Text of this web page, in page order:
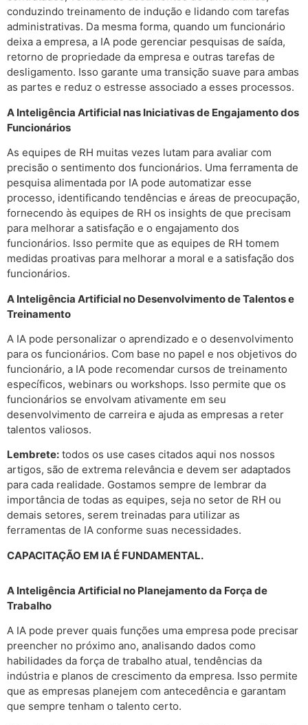
conduzindo treinamento de indução e lidando com tarefas
administrativas. Da mesma forma, quando um funcionário
deixa a empresa, a IA pode gerenciar pesquisas de saída,
retorno de propriedade da empresa e outras tarefas de
desligamento. Isso garante uma transição suave para ambas
as partes e reduz o estresse associado a esses processos.
A Inteligência Artificial nas Iniciativas de Engajamento dos
Funcionários
As equipes de RH muitas vezes lutam para avaliar com
precisão o sentimento dos funcionários. Uma ferramenta de
pesquisa alimentada por IA pode automatizar esse
processo, identificando tendências e áreas de preocupação,
fornecendo às equipes de RH os insights de que precisam
para melhorar a satisfação e o engajamento dos
funcionários. Isso permite que as equipes de RH tomem
medidas proativas para melhorar a moral e a satisfação dos
funcionários.
A Inteligência Artificial no Desenvolvimento de Talentos e
Treinamento
A IA pode personalizar o aprendizado e o desenvolvimento
para os funcionários. Com base no papel e nos objetivos do
funcionário, a IA pode recomendar cursos de treinamento
específicos, webinars ou workshops. Isso permite que os
funcionários se envolvam ativamente em seu
desenvolvimento de carreira e ajuda as empresas a reter
talentos valiosos.
Lembrete: todos os use cases citados aqui nos nossos
artigos, são de extrema relevância e devem ser adaptados
para cada realidade. Gostamos sempre de lembrar da
importância de todas as equipes, seja no setor de RH ou
demais setores, serem treinadas para utilizar as
ferramentas de IA conforme suas necessidades.
CAPACITAÇÃO EM IA É FUNDAMENTAL.
A Inteligência Artificial no Planejamento da Força de
Trabalho
A IA pode prever quais funções uma empresa pode precisar
preencher no próximo ano, analisando dados como
habilidades da força de trabalho atual, tendências da
indústria e planos de crescimento da empresa. Isso permite
que as empresas planejem com antecedência e garantam
que sempre tenham o talento certo.